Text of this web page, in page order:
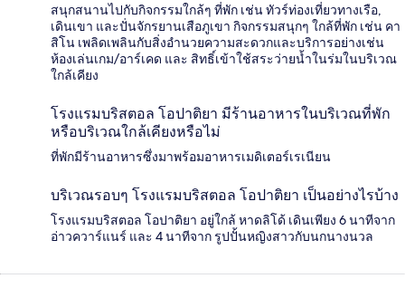
สนุกสนานไปกับกิจกรรมใกล้ๆ ที่พัก เช่น ทัวร์ท่องเที่ยวทางเรือ,
เดินเขา และปั่นจักรยานเสือภูเขา กิจกรรมสนุกๆ ใกล้ที่พัก เช่น คา
สิโน เพลิดเพลินกับสิ่งอำนวยความสะดวกและบริการอย่างเช่น
ห้องเล่นเกม/อาร์เคด และ สิทธิ์เข้าใช้สระว่ายน้ำในร่มในบริเวณ
ใกล้เคียง
โรงแรมบริสตอล โอปาติยา มีร้านอาหารในบริเวณที่พัก
หรือบริเวณใกล้เคียงหรือไม่
ที่พักมีร้านอาหารซึ่งมาพร้อมอาหารเมดิเตอร์เรเนียน
บริเวณรอบๆ โรงแรมบริสตอล โอปาติยา เป็นอย่างไรบ้าง
โรงแรมบริสตอล โอปาติยา อยู่ใกล้ หาดลิโด้ เดินเพียง 6 นาทีจาก
อ่าวควาร์แนร์ และ 4 นาทีจาก รูปปั้นหญิงสาวกับนกนางนวล